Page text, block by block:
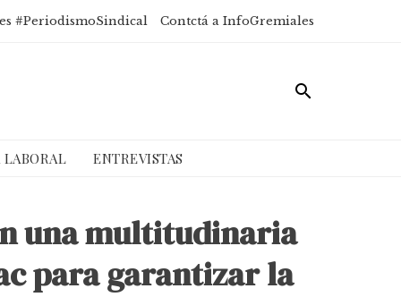
#PeriodismoSindical Contctá a InfoGremiales
LABORAL ENTREVISTAS
una multitudinaria
para garantizar la